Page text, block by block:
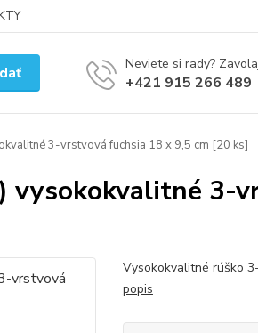
Neviete si rady?
+421 915 266 489
3-vrstvová fuchsia 18 x 9,5 cm [20 ks]
vysokokvalitné 3-
Vysokokvalitné rúško
popis